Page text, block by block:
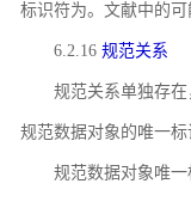
标识符为。文献中的
6.2.16 规范关系
规范关系单独存
规范数据对象的唯一
规范数据对象唯一